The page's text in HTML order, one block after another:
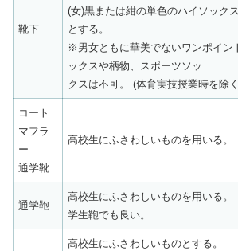
靴下
(女)黒または紺の単色のハイソック
とする。
※男女ともに華美でないワンポイン
ックスや柄物、スポーツソッ
クスは不可。 (体育実技授業時を除
コート
マフラ
ー
通学靴
高校生にふさわしいものを用いる。
通学鞄
高校生にふさわしいものを用いる。
学生鞄でも良い。
高校生にふさわしいものとする。